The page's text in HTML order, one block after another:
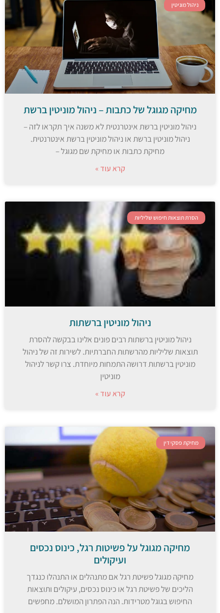
ניהול מוניטין
מחיקה מגוגל של כתבות – ניהול מוניטין ברשת
ניהול מוניטין ברשת אינטרנטית לא משנה איך תקראו לזה –
ניהול מוניטין ברשת או ניהול מוניטין ברשת אינטרנטית.
מחיקת כתבות או מחיקת שם מגוגל –
קרא עוד »
הסרת תוצאות חיפוש שליליות
ניהול מוניטין ברשתות
ניהול מוניטין ברשתות רבים פונים אלינו בבקשה להסרת
תוצאות שליליות מהרשתות החברתיות. לשירות זה של ניהול
מוניטין ברשתות דרושה התמחות מיוחדת. צרו קשר לניהול
מוניטין
קרא עוד »
מחיקת פסקי דין
מחיקה מגוגל על פשיטות רגל, כינוס נכסים
ועיקולים
מחיקה מגוגל פשיטת רגל אם מתנהלים או התנהלו כנגדך
הליכים של פשיטת רגל או כינוס נכסים, עיקולים ותוצאות
החיפוש בגוגל מטרידות. הנה הפתרון המושלם. מחפשים